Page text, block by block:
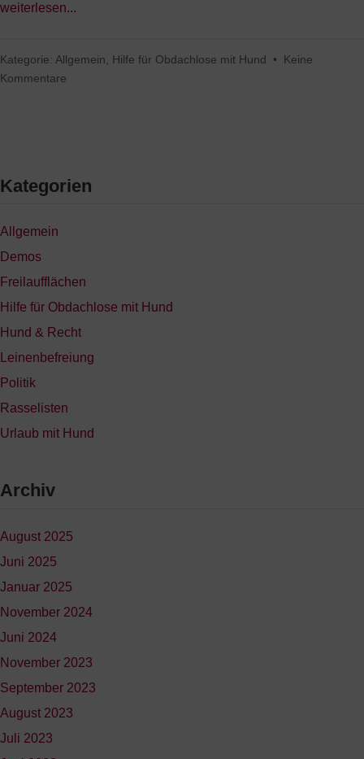
weiterlesen...
Kategorie: Allgemein Hilfe für Obdachlose mit Hund • Keine
Kommentare
Kategorien
Allgemein
Demos
Freilaufflächen
Hilfe für Obdachlose mit Hund
Hund & Recht
Leinenbefreiung
Politik
Rasselisten
Urlaub mit Hund
Archiv
August 2025
Juni 2025
Januar 2025
November 2024
Juni 2024
November 2023
September 2023
August 2023
Juli 2023